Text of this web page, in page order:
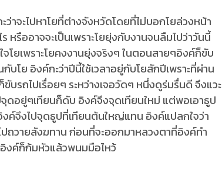
จะไปหาโยที่ต่างจังหวัดโดยที่ไม่บอกโยล่วงหน้า
หรืออาจจะเป็นเพราะโยยุ่งกับงานจนลืมไปว่าวันนี้
โยเพราะโยคงงานยุ่งจริงๆ ในตอนสายๆอิงค์ก็ขับ
บโย อิงค์กะว่าปีนี้ใช้เวลาอยู่กับโยสักปีเพราะที่ผ่าน
บรถไปเรื่อยๆ ระหว่างเจอวัดๆ หนึ่งดูร่มรื่นดี จึงแวะ
ดอยู่ๆเทียนก็ดับ อิงค์จึงจุดเทียนใหม่ แต่พอเอาธูป
ค์จึงไปจุดธูปที่เทียนต้นใหญ่แทน อิงค์แปลกใจว่า
ถวายสังฆทาน ก่อนที่จะออกมาหลวงตาที่อิงค์ทำ
งค์ก็ก้มหัวแล้วพนมมือไหว้